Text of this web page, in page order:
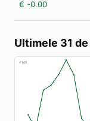
€ -0.00
Ultimele 31
€160